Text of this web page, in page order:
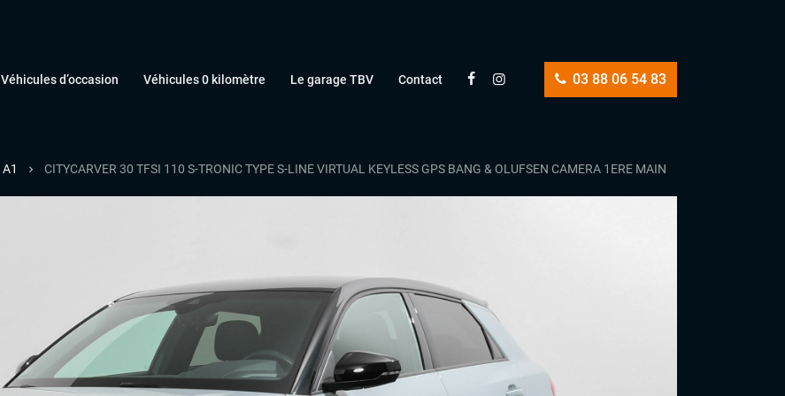
03 88 06 54 83
Véhicules d’occasion Véhicules 0 kilomètre Le garage TBV Contact
A1 CITYCARVER 30 TFSI 110 S-TRONIC TYPE S-LINE VIRTUAL KEYLESS GPS BANG & OLUFSEN CAMERA 1ERE MAIN